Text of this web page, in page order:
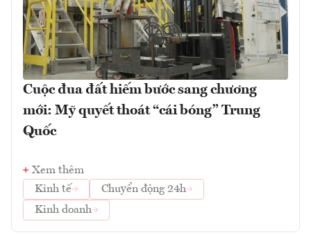
Cuộc đua đất hiếm bước sang chương
mới: Mỹ quyết thoát “cái bóng” Trung
Quốc
Xem thêm
Kinh tế
Chuyển động 24h
Kinh doanh